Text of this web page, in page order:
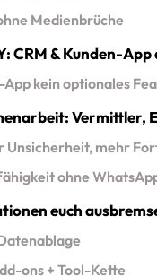
Medienbrüche
CRM & Kunden-App
kein optionales
Vermittler,
Unsicherheit, mehr
ohne
euch
ons + Tool-Kette